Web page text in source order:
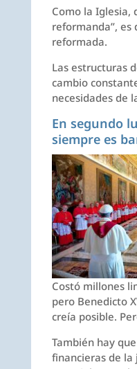
Como la Iglesia,
reformanda”, es
reformada.
Las estructuras
cambio
necesidades de
En segundo
siempre es
Costó millones
pero Benedicto
creía posible.
También hay
financieras de